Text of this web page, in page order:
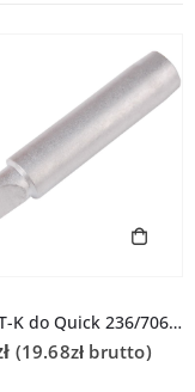
Grot Q-T-K do Quick 236/706/936A/3104/3102/TS1100
(19.68zł brutto)